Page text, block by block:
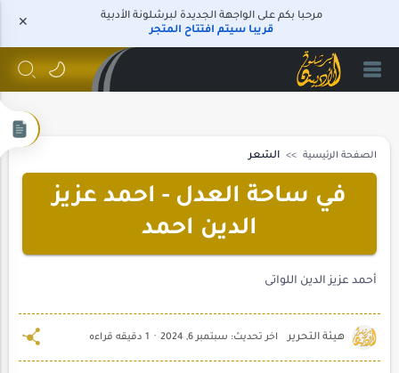
مرحبا بكم على الواجهة الجديدة لبرشلونة الأدبية
قريبا سيتم افتتاح المتجر
الصفحة الرئيسية الشعر
في ساحة العدل - احمد عزيز
الدين احمد
أحمد عزيز الدين اللواتى
1 دقيقه قراءه